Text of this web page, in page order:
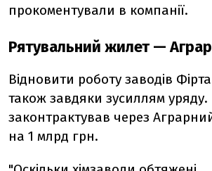
прокоментували в компанії.
Рятувальний жилет —
Відновити роботу заводів
також завдяки зусиллям уряду.
законтрактував через
на 1 млрд грн.